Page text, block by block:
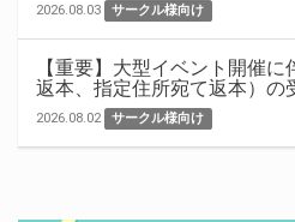
2026.08.03 サークル様向け
【重要】大型イベント開催
返本、指定住所宛て返本）の
2026.08.02 サークル様向け